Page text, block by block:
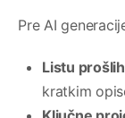
Pre AI
Listu
kratkim